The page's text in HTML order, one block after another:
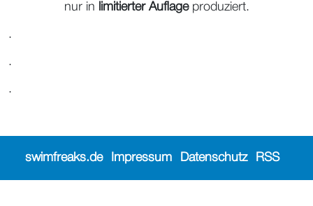
nur in limitierter Auflageproduziert.
.
.
.
swimfreaks.de Impressum Datenschutz RSS